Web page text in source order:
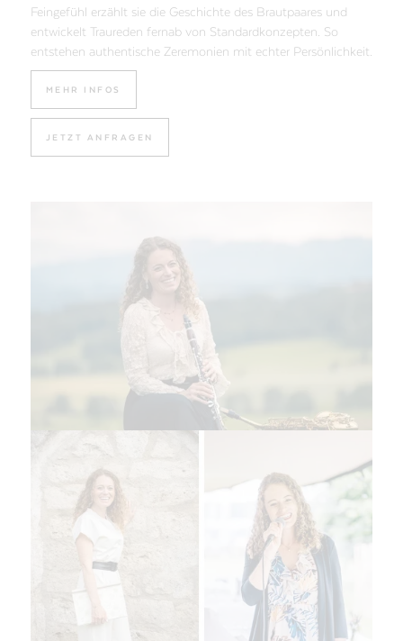
Feingefühl erzählt sie die Geschichte des Brautpaares und
entwickelt Traureden fernab von Standardkonzepten. So
entstehen authentische Zeremonien mit echter Persönlichkeit.
MEHR INFOS
JETZT ANFRAGEN